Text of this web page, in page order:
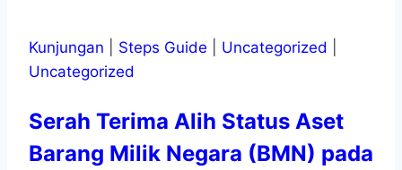
Kunjungan Steps Guide Uncategorized
Uncategorized
Serah Terima Alih Status Aset
Barang Milik Negara (BMN) pada